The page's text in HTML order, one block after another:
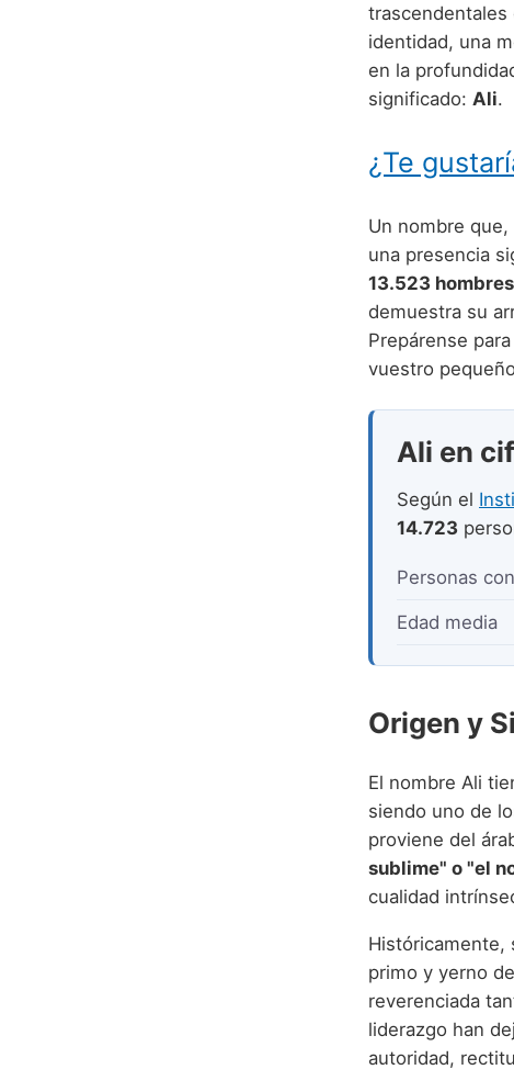
trascendentales
identidad, una
en la
significado: Ali.
¿Te
Un nombre
una presencia
13.523 hombres
demuestra su
Prepárense
vuestro
Ali en
Según el
14.723
Personas
Edad media
Origen y
El nombre Ali
siendo uno de
sublime" o "el
cualidad
Históricamente,
primo y yerno
reverenciada
liderazgo han
autoridad,